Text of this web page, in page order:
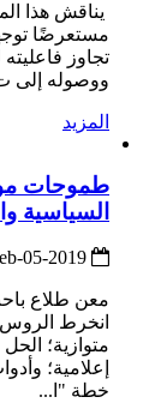
يناقش هذا
مستعرضًا
تجاوز
ووصوله إلى
المزيد
طموحات
السياسية
معن طلاع
انخرط
متوازية؛
إعلامية؛
خطة "ا...